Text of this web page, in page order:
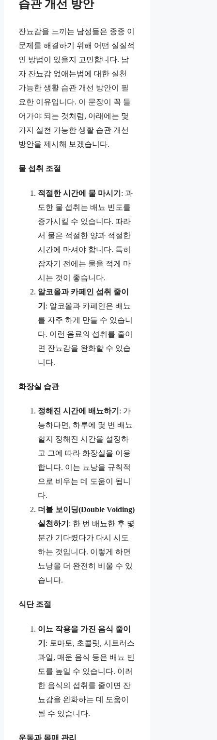
습관 개선 방안
잔뇨감을 느끼는 남성들은 종종 이
문제를 해결하기 위해 어떤 실질적
인 방법이 있을지 고민합니다. 남
자 잔뇨감 없애는법에 대한 실천
가능한 생활 습관 개선 방안이 필
요한 이유입니다. 이 문장이 꼭 들
어가야 되는 것처럼, 아래에는 몇
가지 실천 가능한 생활 습관 개선
방안을 제시해 보겠습니다.
물 섭취 조절
적절한 시간에 물 마시기 : 과
도한 물 섭취는 배뇨 빈도를
증가시킬 수 있습니다. 따라
서 물은 적절한 양과 적절한
시간에 마셔야 합니다. 특히
잠자기 전에는 물을 적게 마
시는 것이 좋습니다.
알코올과 카페인 섭취 줄이
기 : 알코올과 카페인은 배뇨
를 자주 하게 만들 수 있습니
다. 이런 음료의 섭취를 줄이
면 잔뇨감을 완화할 수 있습
니다.
화장실 습관
정해진 시간에 배뇨하기 : 가
능하다면, 하루에 몇 번 배뇨
할지 정해진 시간을 설정하
고 그에 따라 화장실을 이용
합니다. 이는 뇨낭을 규칙적
으로 비우는 데 도움이 됩니
다.
더블 보이딩(Double Voiding)
실천하기 : 한 번 배뇨한 후 몇
분간 기다렸다가 다시 시도
하는 것입니다. 이렇게 하면
뇨낭을 더 완전히 비울 수 있
습니다.
식단 조절
이뇨 작용을 가진 음식 줄이
기 : 토마토, 초콜릿, 시트러스
과일, 매운 음식 등은 배뇨 빈
도를 높일 수 있습니다. 이러
한 음식의 섭취를 줄이면 잔
뇨감을 완화하는 데 도움이
될 수 있습니다.
운동과 몸매 관리